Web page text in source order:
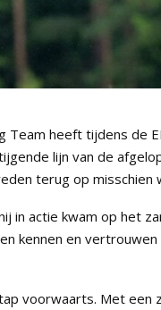
Team heeft tijdens de
lijn van de
terug op
in actie kwam op het
kennen en
voorwaarts. Met een